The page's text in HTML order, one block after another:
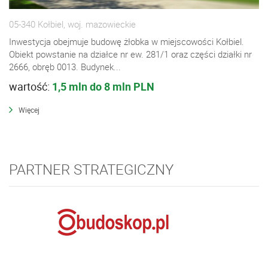
05-340 Kołbiel, woj. mazowieckie
Inwestycja obejmuje budowę żłobka w miejscowości Kołbiel.
Obiekt powstanie na działce nr ew. 281/1 oraz części działki nr
2666, obręb 0013. Budynek...
wartość: 1,5 mln do 8 mln PLN
Więcej
PARTNER STRATEGICZNY